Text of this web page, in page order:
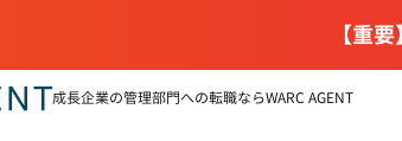
【重
成長企業の管理部門への転職ならWARC AGENT